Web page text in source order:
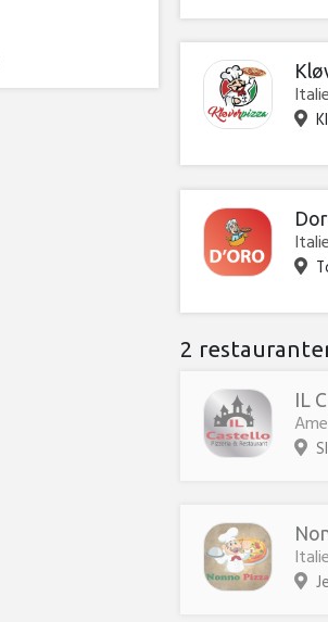
2
IL